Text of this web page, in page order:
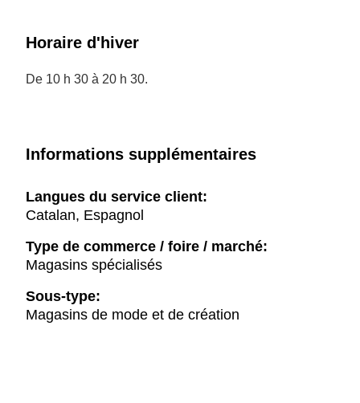
Horaire d'hiver
De 10 h 30 à 20 h 30.
Informations supplémentaires
Langues du service client:
Catalan, Espagnol
Type de commerce / foire / marché:
Magasins spécialisés
Sous-type:
Magasins de mode et de création